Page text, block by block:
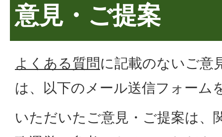
意見・ご提案
よくある質問に記載のないご意
は、以下のメール送信フォーム
いただいたご意見・ご提案は、